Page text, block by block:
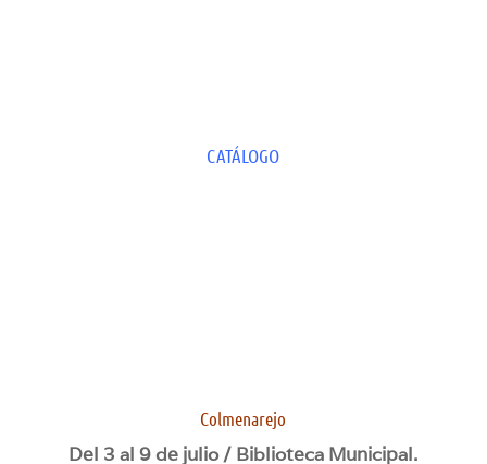
CATÁLOGO
Colmenarejo
Del 3 al 9 de julio / Biblioteca Municipal.